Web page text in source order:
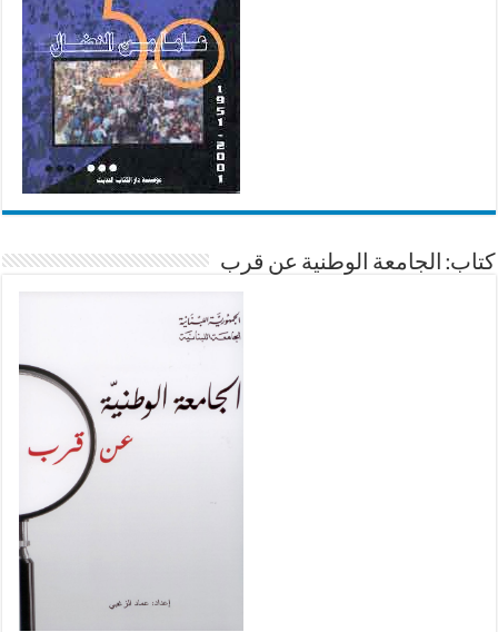
كتاب: الجامعة الوطنية عن قرب